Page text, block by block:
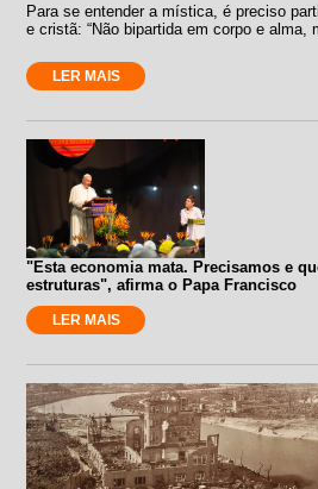
Para se entender a mística, é preciso
e cristã: “Não bipartida em corpo e alma,
LER MAIS
"Esta economia mata. Precisamos e
estruturas", afirma o Papa Francisco
LER MAIS